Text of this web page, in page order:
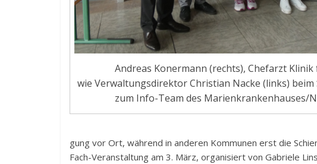
Andreas Konermann (rechts), Chefarzt
wie Verwaltungsdirektor Christian Nacke (links)
zum Info-Team des Marienkrankenhauses/
gung vor Ort, während in anderen Kommunen erst die
Fach-Veranstaltung am 3. März, organisiert von Gabriele